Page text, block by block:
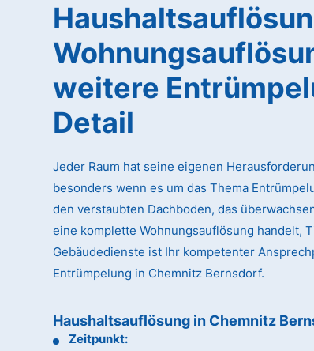
weitere
Detail
Jeder Raum hat seine eigenen
besonders wenn es um das Thema
den verstaubten Dachboden, das
eine komplette Wohnungsauflösung handelt,
Gebäudedienste ist Ihr kompetenter
Entrümpelung in Chemnitz Bernsdorf.
Haushaltsauflösung in Chemnitz
Zeitpunkt: